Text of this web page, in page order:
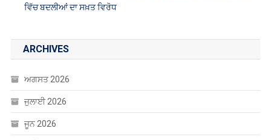
ਵਿੱਚ ਬਦਲੀਆਂ ਦਾ ਸਖ਼ਤ ਵਿਰੋਧ
ARCHIVES
ਅਗਸਤ 2026
ਜੁਲਾਈ 2026
ਜੂਨ 2026